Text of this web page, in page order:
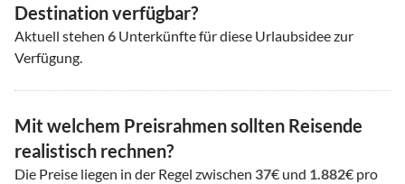
Destination verfügbar?
Aktuell stehen 6 Unterkünfte für diese Urlaubsidee zur
Verfügung.
Mit welchem Preisrahmen sollten Reisende
realistisch rechnen?
Die Preise liegen in der Regel zwischen 37€ und 1.882€ pro